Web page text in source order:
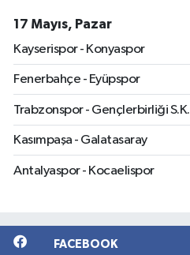
17 Mayıs, Pazar
Kayserispor - Konyaspor
Fenerbahçe - Eyüpspor
Trabzonspor - Gençlerbirliği S.K.
Kasımpaşa - Galatasaray
Antalyaspor - Kocaelispor
FACEBOOK